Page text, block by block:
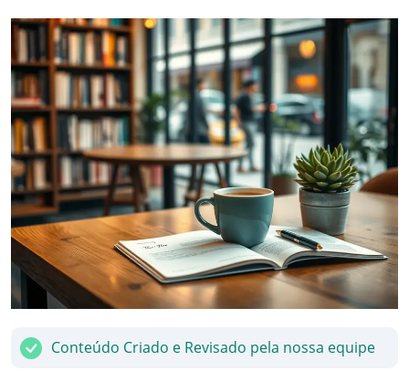
Conteúdo Criado e Revisado pela nossa equipe